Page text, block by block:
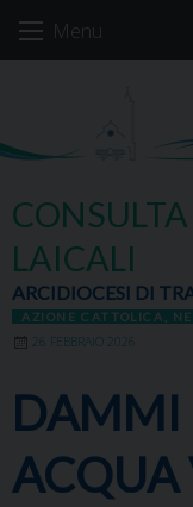
Menu
LAICALI
ARCIDIOCESI DI
AZIONE CATTOLICA
26 FEBBRAIO 2026
DAMMI
ACQUA